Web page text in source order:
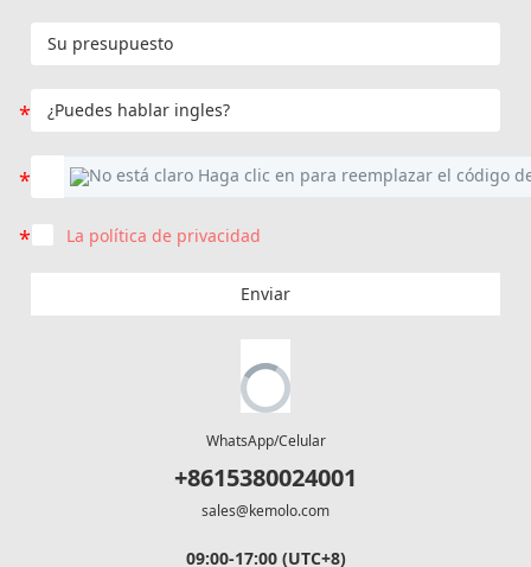
La política de privacidad
Enviar
WhatsApp/Celular
+8615380024001
sales@kemolo.com
09:00-17:00 (UTC+8)